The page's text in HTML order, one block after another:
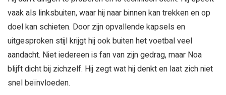
vaak als linksbuiten, waar hij naar binnen kan trekken en op
doel kan schieten. Door zijn opvallende kapsels en
uitgesproken stijl krijgt hij ook buiten het voetbal veel
aandacht. Niet iedereen is fan van zijn gedrag, maar Noa
blijft dicht bij zichzelf. Hij zegt wat hij denkt en laat zich niet
snel beïnvloeden.